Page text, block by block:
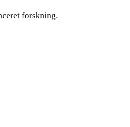
forskning.